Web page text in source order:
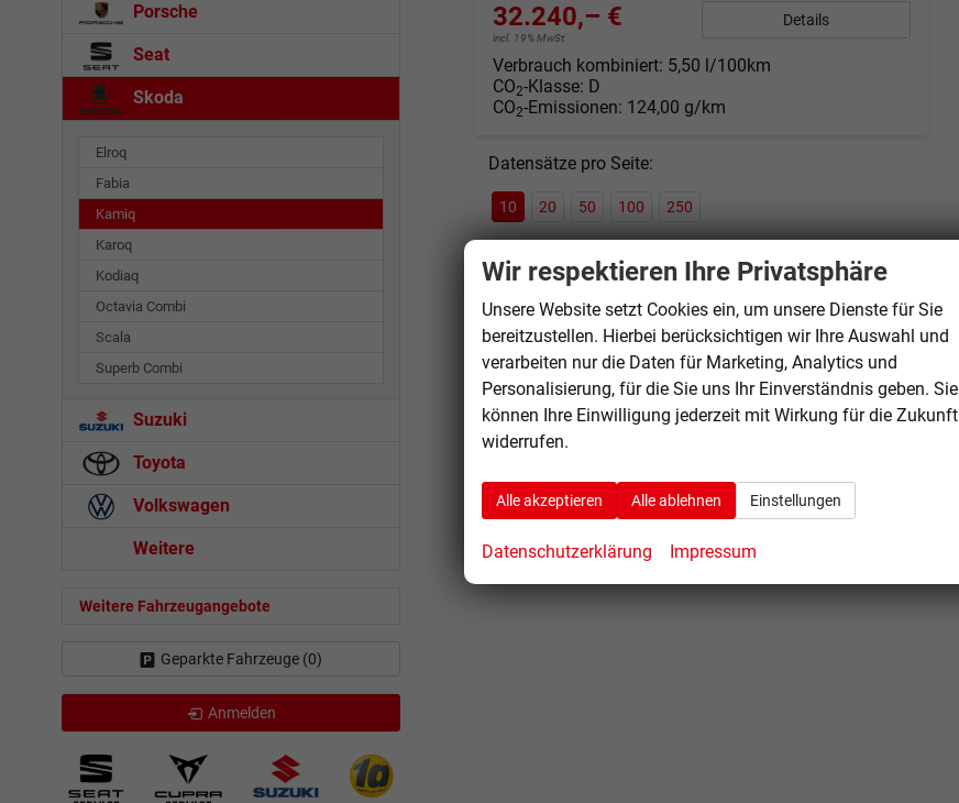
32.240,– €
incl. 19% MwSt.
Details
Verbrauch kombiniert: 5,50 l/100km
CO2-Klasse: D
CO2-Emissionen: 124,00 g/km
Datensätze pro Seite:
10 20 50 100 250
Porsche
Seat
Skoda
Elroq
Fabia
Kamiq
Karoq
Kodiaq
Octavia Combi
Scala
Superb Combi
Suzuki
Toyota
Volkswagen
Weitere
Weitere Fahrzeugangebote
Geparkte Fahrzeuge (0)
Anmelden
Wir respektieren Ihre Privatsphäre
Unsere Website setzt Cookies ein, um unsere Dienste für Sie
bereitzustellen. Hierbei berücksichtigen wir Ihre Auswahl und
verarbeiten nur die Daten für Marketing, Analytics und
Personalisierung, für die Sie uns Ihr Einverständnis geben. Sie
können Ihre Einwilligung jederzeit mit Wirkung für die Zukunft
widerrufen.
Alle akzeptieren Alle ablehnen Einstellungen
Datenschutzerklärung Impressum